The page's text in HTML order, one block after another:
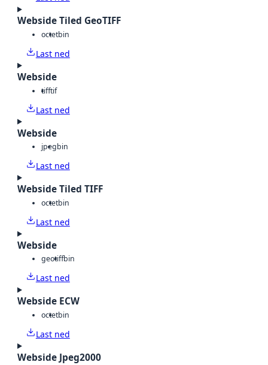
Webside Tiled GeoTIFF
octetbin
Last ned
Webside
tifftif
Last ned
Webside
jpegbin
Last ned
Webside Tiled TIFF
octetbin
Last ned
Webside
geotiffbin
Last ned
Webside ECW
octetbin
Last ned
Webside Jpeg2000